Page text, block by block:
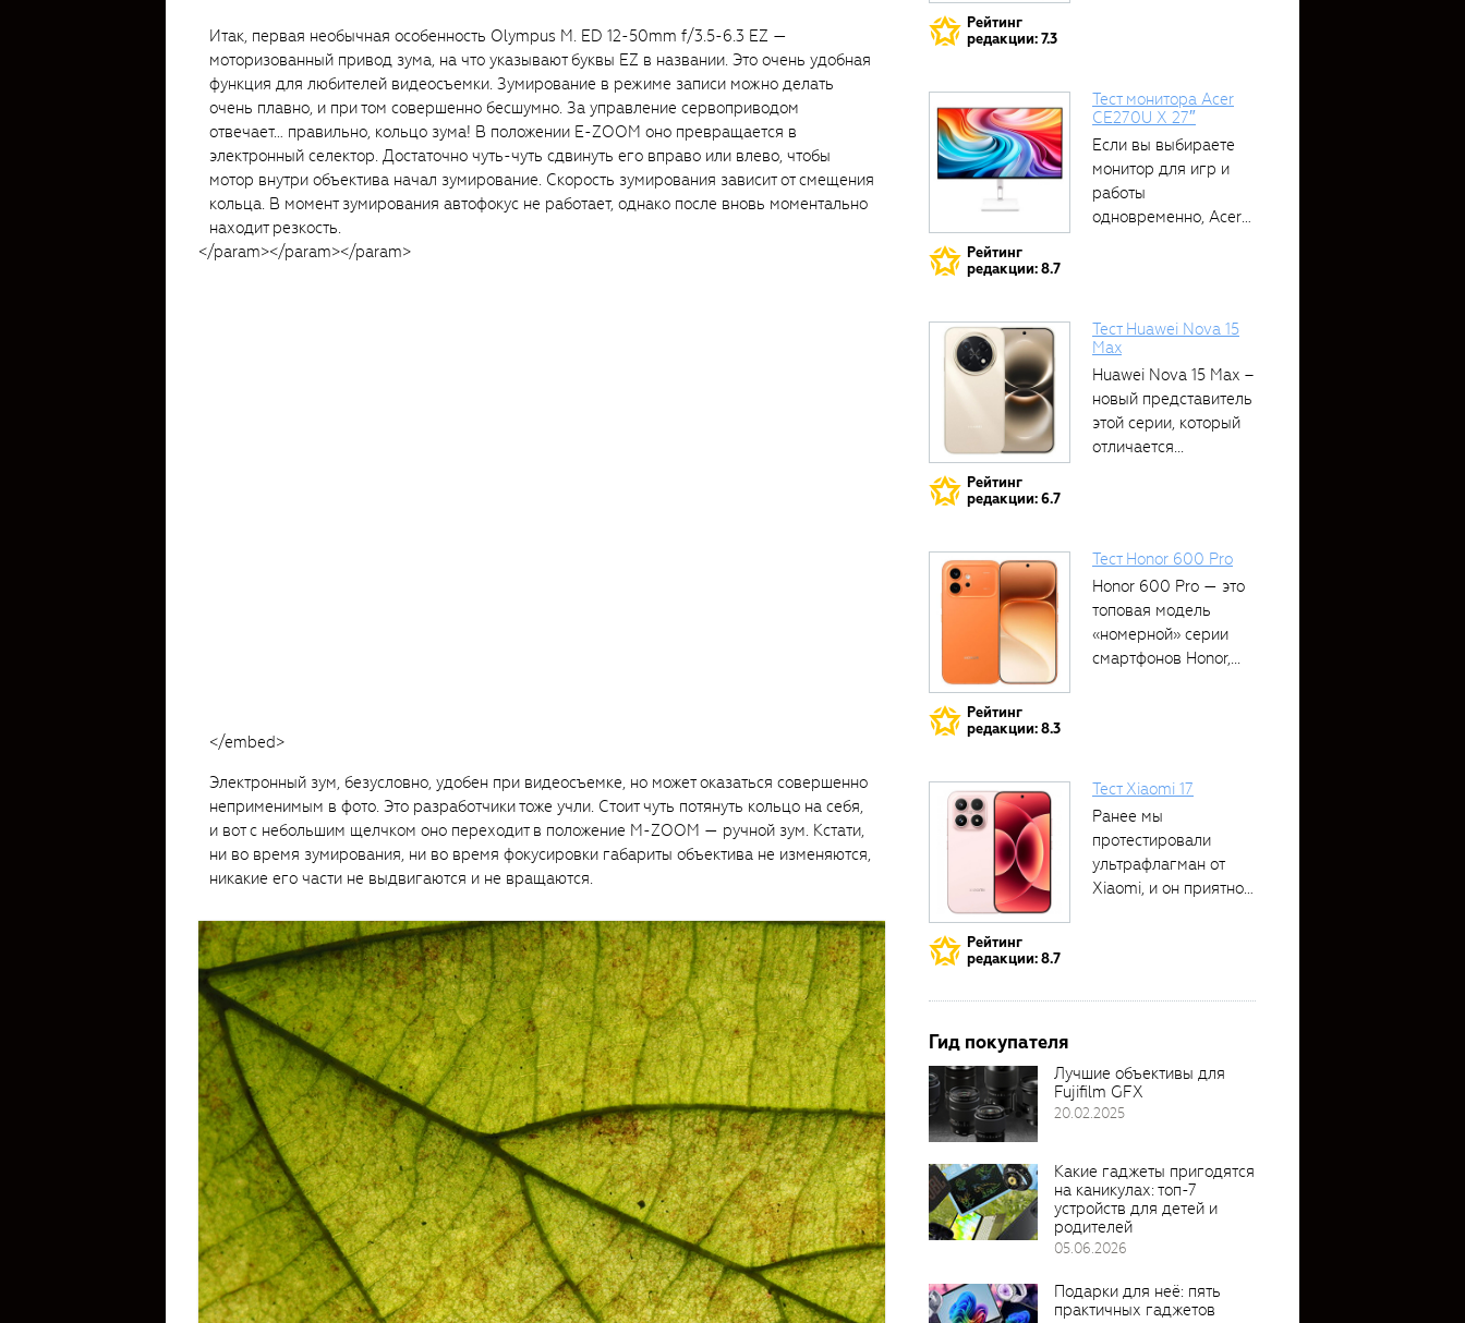
Итак, первая необычная особенность Olympus M. ED 12-50mm f/3.5-6.3 EZ —
моторизованный привод зума, на что указывают буквы EZ в названии. Это очень удобная
функция для любителей видеосъемки. Зумирование в режиме записи можно делать
очень плавно, и при том совершенно бесшумно. За управление сервоприводом
отвечает… правильно, кольцо зума! В положении E-ZOOM оно превращается в
электронный селектор. Достаточно чуть-чуть сдвинуть его вправо или влево, чтобы
мотор внутри объектива начал зумирование. Скорость зумирования зависит от смещения
кольца. В момент зумирования автофокус не работает, однако после вновь моментально
находит резкость.
</param></param></param>
</embed>
Электронный зум, безусловно, удобен при видеосъемке, но может оказаться совершенно
неприменимым в фото. Это разработчики тоже учли. Стоит чуть потянуть кольцо на себя,
и вот с небольшим щелчком оно переходит в положение M-ZOOM — ручной зум. Кстати,
ни во время зумирования, ни во время фокусировки габариты объектива не изменяются,
никакие его части не выдвигаются и не вращаются.
Рейтинг
редакции: 7.3
Рейтинг
редакции: 8.7
Тест монитора Acer
CE270U X 27″
Если вы выбираете
монитор для игр и
работы
одновременно, Acer
Рейтинг
редакции: 6.7
Тест Huawei Nova 15
Max
Huawei Nova 15 Max –
новый представитель
этой серии, который
отличается...
Рейтинг
редакции: 8.3
Тест Honor 600 Pro
Honor 600 Pro — это
топовая модель
«номерной» серии
смартфонов Honor,...
Рейтинг
редакции: 8.7
Тест Xiaomi 17
Ранее мы
протестировали
ультрафлагман от
Xiaomi, и он приятно
Гид покупателя
Лучшие объективы для
Fujifilm GFX
20.02.2025
Какие гаджеты пригодятся
на каникулах: топ-7
устройств для детей и
родителей
05.06.2026
Подарки для неё: пять
практичных гаджетов